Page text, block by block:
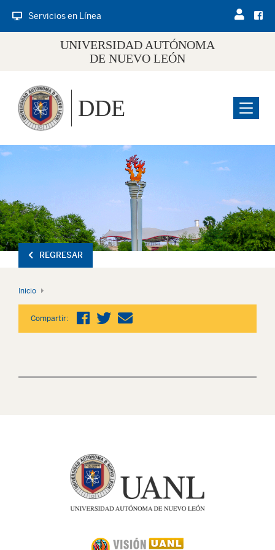
Servicios en Línea
UNIVERSIDAD AUTÓNOMA
DE NUEVO LEÓN
Menu
DDE
REGRESAR
Inicio
Compartir: